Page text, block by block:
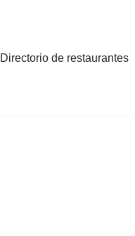
Directorio de restaurantes